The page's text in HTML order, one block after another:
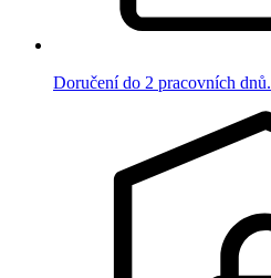
Doručení do 2 pracovních dnů.